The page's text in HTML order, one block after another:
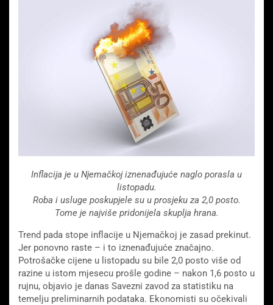
Inflacija je u Njemačkoj iznenađujuće naglo porasla u
listopadu.
Roba i usluge poskupjele su u prosjeku za 2,0 posto.
Tome je najviše pridonijela skuplja hrana.
Trend pada stope inflacije u Njemačkoj je zasad prekinut.
Jer ponovno raste – i to iznenađujuće značajno.
Potrošačke cijene u listopadu su bile 2,0 posto više od
razine u istom mjesecu prošle godine – nakon 1,6 posto u
rujnu, objavio je danas Savezni zavod za statistiku na
temelju preliminarnih podataka. Ekonomisti su očekivali